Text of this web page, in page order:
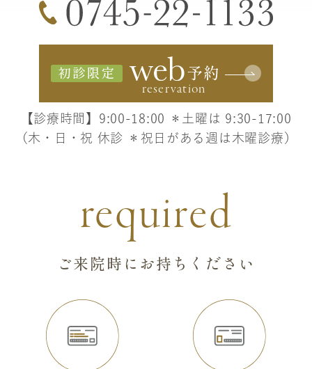
初診限定
【診療時間】9:00-18:00 ＊土曜は 9:30-17:00
（木・日・祝 休診 ＊祝日がある週は木曜診療）
required
ご来院時にお持ちください